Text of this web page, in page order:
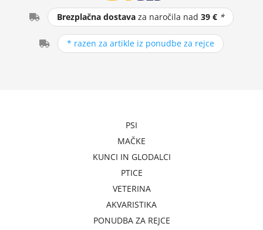
Brezplačna dostava za naročila nad39 € *
* razen za artikle iz ponudbe za rejce
PSI
MAČKE
KUNCI IN GLODALCI
PTICE
VETERINA
AKVARISTIKA
PONUDBA ZA REJCE